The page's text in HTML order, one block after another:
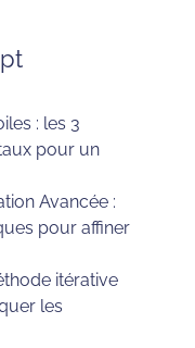
: les 3
pour un
Avancée :
pour affiner
itérative
les